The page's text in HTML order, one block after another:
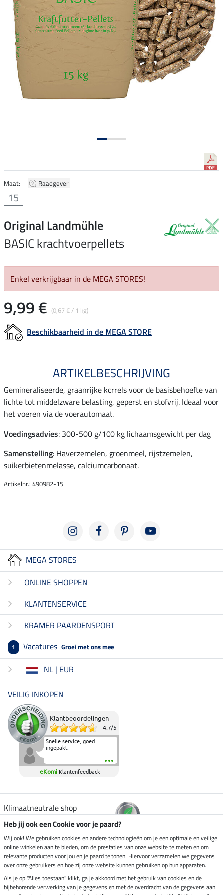
Maat: | Raadgever
15
Original Landmühle
BASIC krachtvoerpellets
Enkel verkrijgbaar in de MEGA STORES!
9,99 € (0,67 € / 1 kg)
Beschikbaarheid in de MEGA STORE
ARTIKELBESCHRIJVING
Gemineraliseerde, graanrijke korrels voor de basisbehoefte van
lichte tot middelzware belasting, geperst en stofvrij. Ideaal voor
het voeren via de voerautomaat.
Voedingsadvies: 300-500 g/100 kg lichaamsgewicht per dag
Samenstelling: Haverzemelen, groenmeel, rijstzemelen,
suikerbietenmelasse, calciumcarbonaat.
Artikelnr.: 490982-15
MEGA STORES
ONLINE SHOPPEN
KLANTENSERVICE
KRAMER PAARDENSPORT
1 Vacatures Groei met ons mee
NL | EUR
VEILIG INKOPEN
Klantbeoordelingen
4.7/5
Snelle service, goed
ingepakt.
eKomi Klantenfeedback
Klimaatneutrale shop
Verzending per
Veilig betalen met
Heb jij ook een Cookie voor je paard?
Wij ook! We gebruiken cookies en andere technologieën om je een optimale en veilige
online winkelen aan te bieden, om de prestaties van onze website te meten en om
relevante producten voor jou en je paard te tonen! Hiervoor verzamelen we gegevens
over onze gebruikers en hoe zij onze website kunnen gebruiken op hun apparaten.
Als je op "Alles toestaan" klikt, ga je akkoord met het gebruik van cookies en de
bijbehorende verwerking van je gegevens en met de overdracht van de gegevens aan